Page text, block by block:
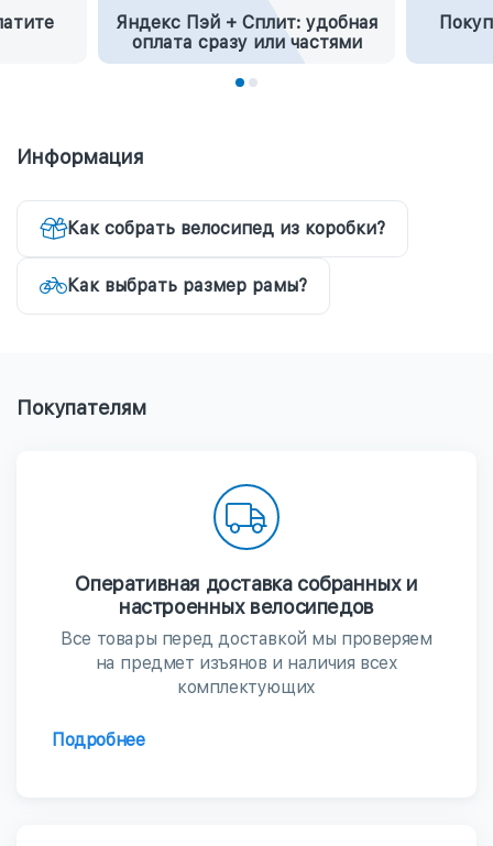
Яндекс Пэй + Сплит: удобная
оплата сразу или частями
Информация
Как собрать велосипед из коробки?
Как выбрать размер рамы?
Покупателям
Оперативная доставка собранных и
настроенных велосипедов
Все товары перед доставкой мы проверяем
на предмет изъянов и наличия всех
комплектующих
Подробнее